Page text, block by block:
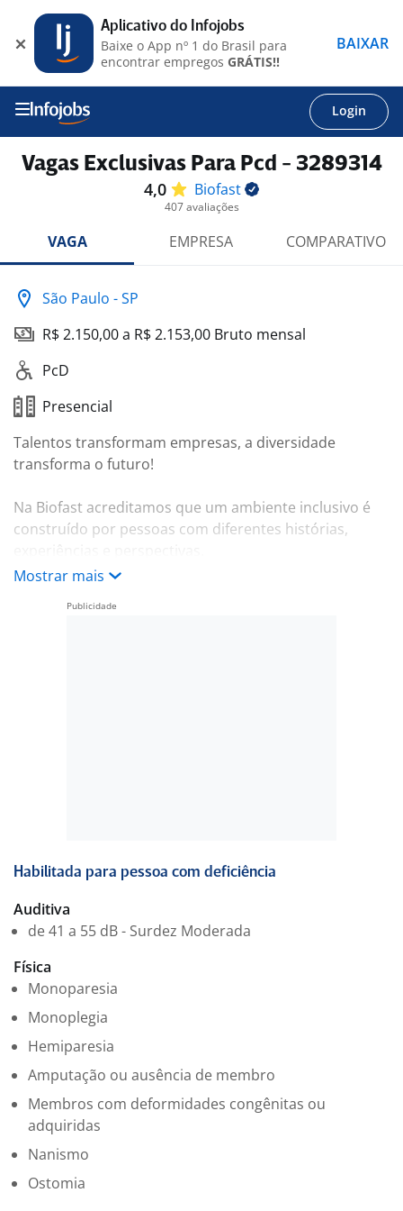
Login
Vagas Exclusivas Para Pcd - 3289314
4,0 Biofast
407 avaliações
VAGA EMPRESA COMPARATIVO
São Paulo - SP
R$ 2.150,00 a R$ 2.153,00 Bruto mensal
PcD
Presencial
Talentos transformam empresas, a diversidade
transforma o futuro!
Na Biofast acreditamos que um ambiente inclusivo é
construído por pessoas com diferentes histórias,
Pessoas com Deficiência (PCD) que desejam fazer
?? Financeiro
?? Logística
?? Recursos Humanos
Remuneração:
Jornada de trabalho:
Segunda a sexta-feira, das 08h às 18h
Benefícios:
?? Convênio Médico
?? Convênio Odontológico
?? Vale Transporte
Mostrar mais
Habilitada para pessoa com deficiência
Auditiva
de 41 a 55 dB - Surdez Moderada
Física
Monoparesia
Monoplegia
Hemiparesia
Amputação ou ausência de membro
Membros com deformidades congênitas ou
adquiridas
Nanismo
Ostomia
Aplicativo do Infojobs
Baixe o App nº 1 do Brasil para
encontrar empregos GRÁTIS!!
BAIXAR